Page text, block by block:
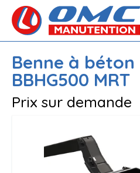
Benne à béton
BBHG500 MRT
Prix sur demande